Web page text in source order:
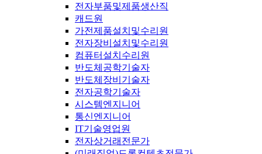
전자부품및제품생산직
캐드원
가전제품설치및수리원
전자장비설치및수리원
컴퓨터설치수리원
반도체공학기술자
반도체장비기술자
전자공학기술자
시스템엔지니어
통신엔지니어
IT기술영업원
전자상거래전문가